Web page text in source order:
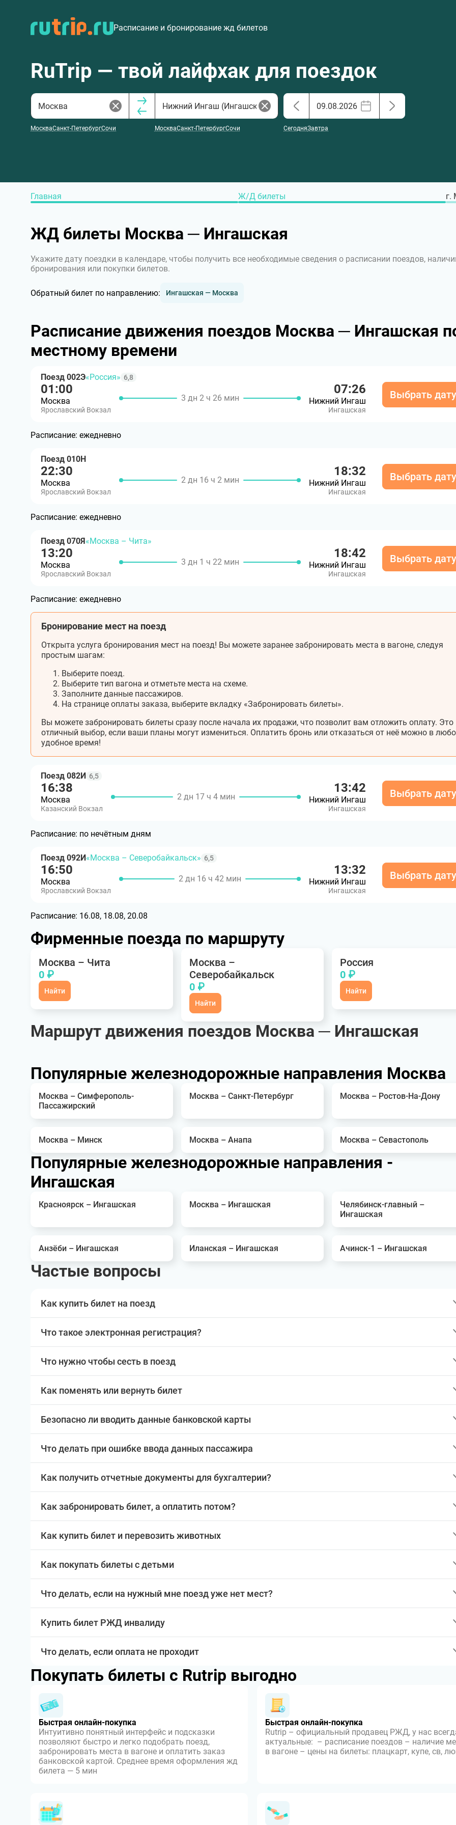
Расписание и бронирование жд билетов
RuTrip — твой лайфхак для поездок
МоскваСанкт-ПетербургСочи МоскваСанкт-ПетербургСочи СегодняЗавтра
Главная Ж/Д билеты г.
ЖД билеты Москва ─ Ингашская
Укажите дату поездки в календаре, чтобы получить все необходимые сведения о расписании поездов,
бронирования или покупки билетов.
Обратный билет по направлению: Ингашская — Москва
Расписание движения поездов Москва ─ Ингашская
местному времени
Поезд 002Э«Россия» 6,8
01:00
Москва
Ярославский Вокзал
3 дн 2 ч 26 мин
07:26
Нижний Ингаш
Ингашская
Выбрать дату
Расписание: ежедневно
Поезд 010Н
22:30
Москва
Ярославский Вокзал
2 дн 16 ч 2 мин
18:32
Нижний Ингаш
Ингашская
Выбрать дату
Расписание: ежедневно
Поезд 070Я«Москва – Чита»
13:20
Москва
Ярославский Вокзал
3 дн 1 ч 22 мин
18:42
Нижний Ингаш
Ингашская
Выбрать дату
Расписание: ежедневно
Бронирование мест на поезд
Открыта услуга бронирования мест на поезд! Вы можете заранее забронировать места в вагоне, следуя
простым шагам:
Выберите поезд.
Выберите тип вагона и отметьте места на схеме.
Заполните данные пассажиров.
На странице оплаты заказа, выберите вкладку «Забронировать билеты».
Вы можете забронировать билеты сразу после начала их продажи, что позволит вам отложить оплату. Это
отличный выбор, если ваши планы могут измениться. Оплатить бронь или отказаться от неё можно в
удобное время!
Поезд 082И 6,5
16:38
Москва
Казанский Вокзал
2 дн 17 ч 4 мин
13:42
Нижний Ингаш
Ингашская
Выбрать дату
Расписание: по нечётным дням
Поезд 092И«Москва – Северобайкальск» 6,5
16:50
Москва
Ярославский Вокзал
2 дн 16 ч 42 мин
13:32
Нижний Ингаш
Ингашская
Выбрать дату
Расписание: 16.08, 18.08, 20.08
Фирменные поезда по маршруту
Москва – Чита
0 ₽
Найти
Москва –
Северобайкальск
0 ₽
Найти
Россия
0 ₽
Найти
Маршрут движения поездов Москва ─ Ингашская
Популярные железнодорожные направления Москва
Москва – Симферополь-
Пассажирский
Москва – Санкт-Петербург Москва – Ростов-На-Дону
Москва – Минск Москва – Анапа Москва – Севастополь
Популярные железнодорожные направления -
Ингашская
Красноярск – Ингашская Москва – Ингашская
Челябинск-главный –
Ингашская
Анзёби – Ингашская Иланская – Ингашская Ачинск-1 – Ингашская
Частые вопросы
Как купить билет на поезд
Что такое электронная регистрация?
Что нужно чтобы сесть в поезд
Как поменять или вернуть билет
Безопасно ли вводить данные банковской карты
Что делать при ошибке ввода данных пассажира
Как получить отчетные документы для бухгалтерии?
Как забронировать билет, а оплатить потом?
Как купить билет и перевозить животных
Как покупать билеты с детьми
Что делать, если на нужный мне поезд уже нет мест?
Купить билет РЖД инвалиду
Что делать, если оплата не проходит
Покупать билеты с Rutrip выгодно
Быстрая онлайн-покупка
Интуитивно понятный интерфейс и подсказки
позволяют быстро и легко подобрать поезд,
забронировать места в вагоне и оплатить заказ
банковской картой. Среднее время оформления жд
билета — 5 мин
Быстрая онлайн-покупка
Rutrip – официальный продавец РЖД, у нас
актуальные: – расписание поездов – наличие
в вагоне – цены на билеты: плацкарт, купе, св,